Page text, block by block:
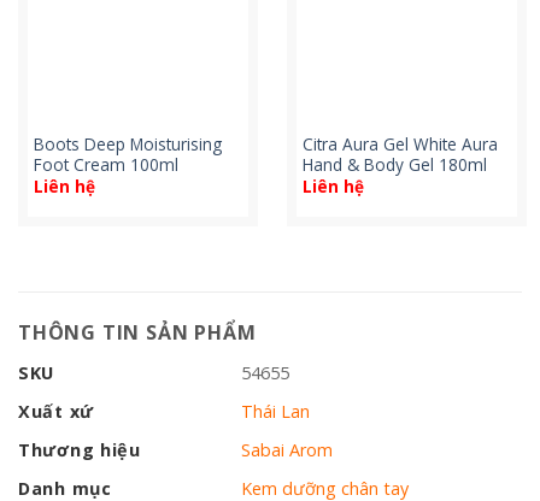
Boots Deep Moisturising
Foot Cream 100ml
Liên hệ
Citra Aura Gel White Aura
Hand & Body Gel 180ml
Liên hệ
THÔNG TIN SẢN PHẨM
SKU
54655
Xuất xứ
Thái Lan
Thương hiệu
Sabai Arom
Danh mục
Kem dưỡng chân tay